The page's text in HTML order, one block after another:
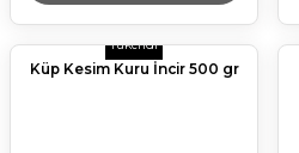
Tükendi
Küp Kesim Kuru İncir 500 gr